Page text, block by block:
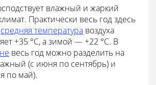
влажный и жаркий
Практически весь год здесь
средняя температура воздуха
+35 °C, а зимой — +22 °C. В
весь год можно разделить на
(с июня по сентябрь) и
по май).